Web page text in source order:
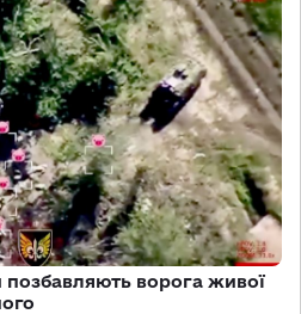
позбавляють ворога живої